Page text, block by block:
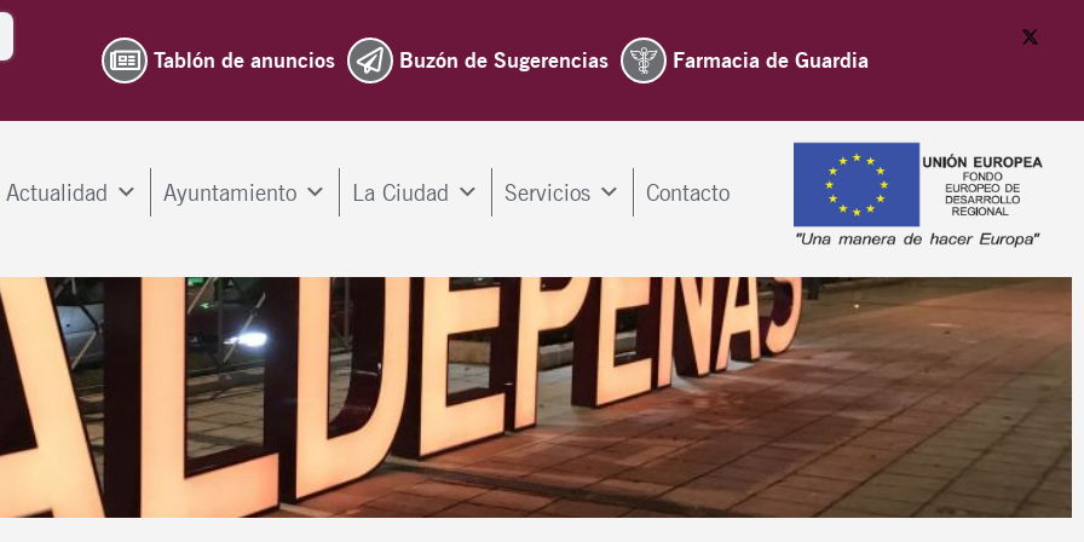
Tablón de anuncios Buzón de Sugerencias Farmacia de Guardia
Actualidad Ayuntamiento La Ciudad Servicios Contacto